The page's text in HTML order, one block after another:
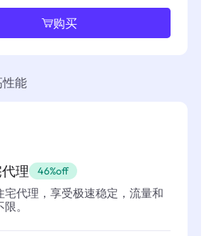
购买
性能
理 46%off
宅代理，享受极速稳定，流量和
。